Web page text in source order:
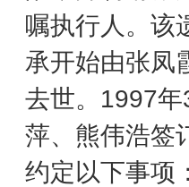
嘱执行人。该
承开始由张凤
去世。 1997年
萍、熊伟浩签
约定以下事项